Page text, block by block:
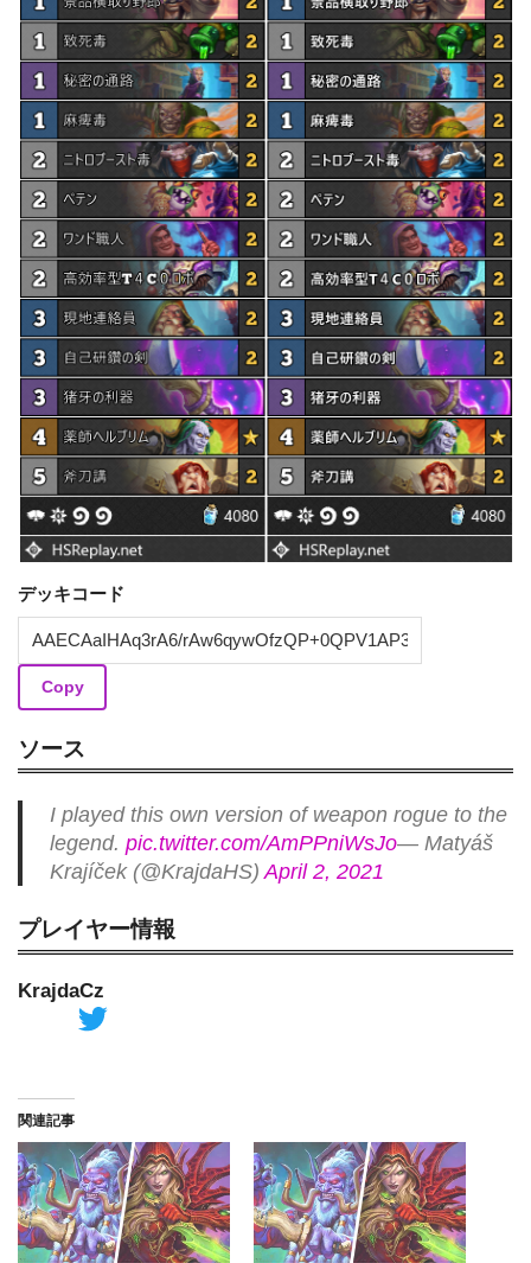
デッキコード
Copy
ソース
I played this own version of weapon rogue to the
legend. pic.twitter.com/AmPPniWsJo— Matyáš
Krajíček (@KrajdaHS)April 2, 2021
プレイヤー情報
KrajdaCz
Twitter
関連記事